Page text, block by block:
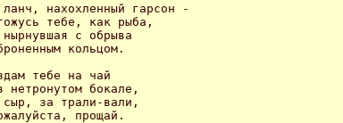
нахохленный гарсон -
тебе, как рыба,
с обрыва
кольцом.
тебе на чай
нетронутом бокале,
сыр, за трали-вали,
прощай.